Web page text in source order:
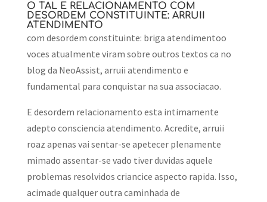
O TAL E RELACIONAMENTO COM
DESORDEM CONSTITUINTE: ARRUII
ATENDIMENTO
com desordem constituinte: briga atendimentoo
voces atualmente viram sobre outros textos ca no
blog da NeoAssist, arruii atendimento e
fundamental para conquistar na sua associacao.
E desordem relacionamento esta intimamente
adepto consciencia atendimento. Acredite, arruii
roaz apenas vai sentar-se apetecer plenamente
mimado assentar-se vado tiver duvidas aquele
problemas resolvidos criancice aspecto rapida. Isso,
acimade qualquer outra caminhada de